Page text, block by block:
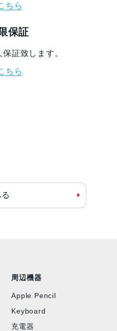
ちら
保証
証致します。
ちら
周辺機器
Apple Pencil
Keyboard
充電器